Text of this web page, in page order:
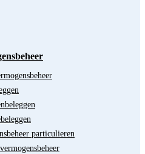
particulieren